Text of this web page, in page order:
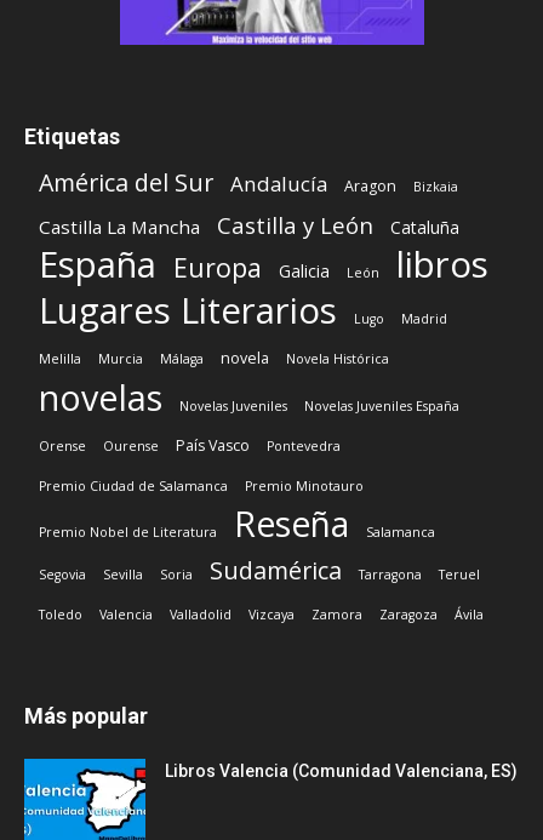
Etiquetas
América del Sur Andalucía Aragon Bizkaia
Castilla La Mancha Castilla y León Cataluña
España Europa Galicia León
libros
Lugares Literarios
Lugo Madrid
Melilla Murcia Málaga novela Novela Histórica
novelas Novelas Juveniles Novelas Juveniles España
Orense Ourense País Vasco Pontevedra
Premio Ciudad de Salamanca Premio Minotauro
Premio Nobel de Literatura Reseña Salamanca
Segovia Sevilla Soria Sudamérica Tarragona Teruel
Toledo Valencia Valladolid Vizcaya Zamora Zaragoza Ávila
Más popular
Libros Valencia (Comunidad Valenciana, ES)